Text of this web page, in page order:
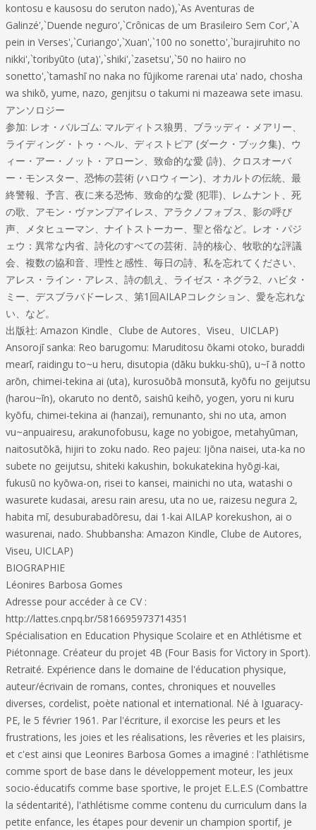
kontosu e kausosu do seruton nado),`As Aventuras de
Galinzé',`Duende neguro',`Crônicas de um Brasileiro Sem Cor',`A
pein in Verses',`Curiango',`Xuan',`100 no sonetto',`burajiruhito no
nikki',`toribyūto (uta)',`shiki',`zasetsu',`50 no haiiro no
sonetto',`tamashī no naka no fūjikome rarenai uta' nado, chosha
wa shikō, yume, nazo, genjitsu o takumi ni mazeawa sete imasu.
アンソロジー
参加: レオ・バルゴム: マルディトス狼男、ブラッディ・メアリー、
ライディング・トゥ・ヘル、ディストピア (ダーク・ブック集)、ウ
ィー・アー・ノット・アローン、致命的な愛 (詩)、クロスオーバ
ー・モンスター、恐怖の芸術 (ハロウィーン)、オカルトの伝統、最
終警報、予言、夜に来る恐怖、致命的な愛 (犯罪)、レムナント、死
の歌、アモン・ヴァンプアイレス、アラクノフォブス、影の呼び
声、メタヒューマン、ナイトストーカー、聖と俗など。レオ・パジ
ェウ：異常な内省、詩化のすべての芸術、詩的核心、牧歌的な評議
会、複数の協和音、理性と感性、毎日の詩、私を忘れてください、
アレス・ライン・アレス、詩の飢え、ライゼス・ネグラ2、ハビタ・
ミー、デスブラバドーレス、第1回AILAPコレクション、愛を忘れな
い、など。
出版社: Amazon Kindle、Clube de Autores、Viseu、UICLAP)
Ansorojī sanka: Reo barugomu: Maruditosu ōkami otoko, buraddi
mearī, raidingu to~u heru, disutopia (dāku bukku-shū), u~ī ā notto
arōn, chimei-tekina ai (uta), kurosuōbā monsutā, kyōfu no geijutsu
(harou~īn), okaruto no dentō, saishū keihō, yogen, yoru ni kuru
kyōfu, chimei-tekina ai (hanzai), remunanto, shi no uta, amon
vu~anpuairesu, arakunofobusu, kage no yobigoe, metahyūman,
naitosutōkā, hijiri to zoku nado. Reo pajeu: Ijōna naisei, uta-ka no
subete no geijutsu, shiteki kakushin, bokukatekina hyōgi-kai,
fukusū no kyōwa-on, risei to kansei, mainichi no uta, watashi o
wasurete kudasai, aresu rain aresu, uta no ue, raizesu negura 2,
habita mī, desuburabadōresu, dai 1-kai AILAP korekushon, ai o
wasurenai, nado. Shubbansha: Amazon Kindle, Clube de Autores,
Viseu, UICLAP)
BIOGRAPHIE
Léonires Barbosa Gomes
Adresse pour accéder à ce CV :
http://lattes.cnpq.br/5816695973714351
Spécialisation en Education Physique Scolaire et en Athlétisme et
Piétonnage. Créateur du projet 4B (Four Basis for Victory in Sport).
Retraité. Expérience dans le domaine de l'éducation physique,
auteur/écrivain de romans, contes, chroniques et nouvelles
diverses, cordelist, poète national et international. Né à Iguaracy-
PE, le 5 février 1961. Par l'écriture, il exorcise les peurs et les
frustrations, les joies et les réalisations, les rêveries et les plaisirs,
et c'est ainsi que Leonires Barbosa Gomes a imaginé : l'athlétisme
comme sport de base dans le développement moteur, les jeux
socio-éducatifs comme base sportive, le projet E.L.E.S (Combattre
la sédentarité), l'athlétisme comme contenu du curriculum dans la
petite enfance, les étapes pour devenir un champion sportif, je